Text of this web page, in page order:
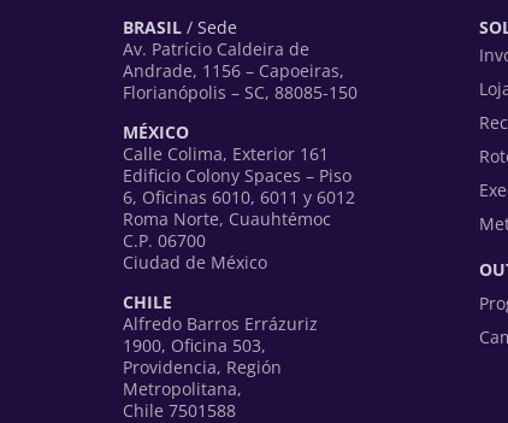
BRASIL / Sede
Av. Patrício Caldeira de
Andrade, 1156 – Capoeiras,
Florianópolis – SC, 88085-150
MÉXICO
Calle Colima, Exterior 161
Edificio Colony Spaces – Piso
6, Oficinas 6010, 6011 y 6012
Roma Norte, Cuauhtémoc
C.P. 06700
Ciudad de México
CHILE
Alfredo Barros Errázuriz
1900, Oficina 503,
Providencia, Región
Metropolitana,
Chile 7501588